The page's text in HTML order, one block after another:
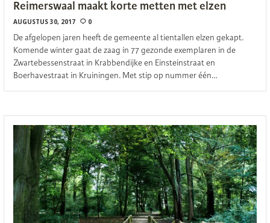
Reimerswaal maakt korte metten met elzen
AUGUSTUS 30, 2017 0
De afgelopen jaren heeft de gemeente al tientallen elzen gekapt.
Komende winter gaat de zaag in 77 gezonde exemplaren in de
Zwartebessenstraat in Krabbendijke en Einsteinstraat en
Boerhavestraat in Kruiningen. Met stip op nummer één…